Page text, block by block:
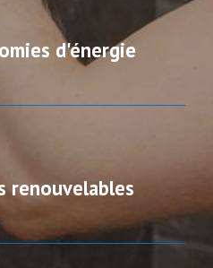
d'énergie
renouvelables